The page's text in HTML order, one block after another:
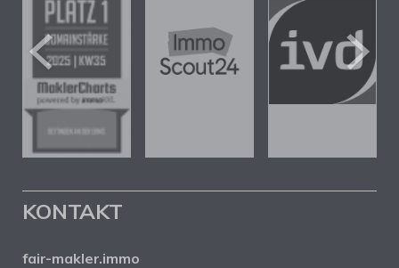
KONTAKT
fair-makler.immo